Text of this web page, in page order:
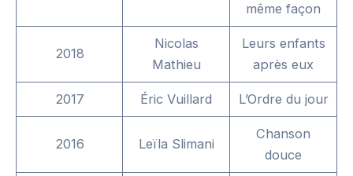
même façon
2018
Nicolas
Mathieu
Leurs enfants
après eux
2017 Éric Vuillard L’Ordre du jour
2016 Leïla Slimani
Chanson
douce